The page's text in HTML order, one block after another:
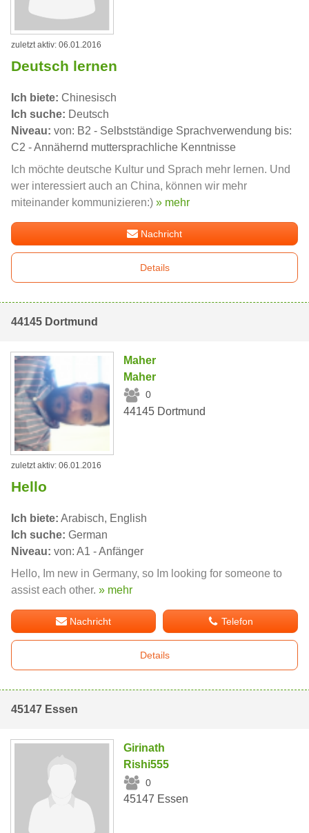
zuletzt aktiv: 06.01.2016
Deutsch lernen
Ich biete: Chinesisch
Ich suche: Deutsch
Niveau: von: B2 - Selbstständige Sprachverwendung bis:
C2 - Annähernd muttersprachliche Kenntnisse
Ich möchte deutsche Kultur und Sprach mehr lernen. Und
wer interessiert auch an China, können wir mehr
miteinander kommunizieren:) » mehr
Nachricht
Details
44145 Dortmund
Maher
Maher
0
44145 Dortmund
zuletzt aktiv: 06.01.2016
Hello
Ich biete: Arabisch, English
Ich suche: German
Niveau: von: A1 - Anfänger
Hello, Im new in Germany, so Im looking for someone to
assist each other. » mehr
Nachricht Telefon
Details
45147 Essen
Girinath
Rishi555
0
45147 Essen